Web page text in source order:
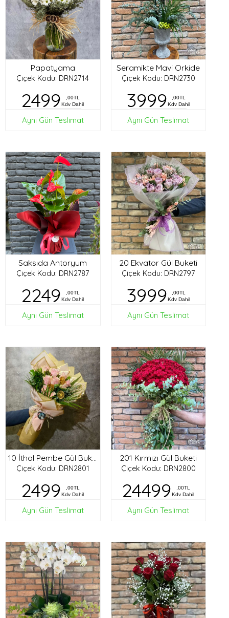
Papatyama
Çiçek Kodu: DRN2714
2499
,00TL
Kdv Dahil
Aynı Gün Teslimat
Seramikte Mavi Orkide
Çiçek Kodu: DRN2730
3999
,00TL
Kdv Dahil
Aynı Gün Teslimat
Saksıda Antoryum
Çiçek Kodu: DRN2787
2249
,00TL
Kdv Dahil
Aynı Gün Teslimat
20 Ekvator Gül Buketi
Çiçek Kodu: DRN2797
3999
,00TL
Kdv Dahil
Aynı Gün Teslimat
10 İthal Pembe Gül Buketi
Çiçek Kodu: DRN2801
2499
,00TL
Kdv Dahil
Aynı Gün Teslimat
201 Kırmızı Gül Buketi
Çiçek Kodu: DRN2800
24499
,00TL
Kdv Dahil
Aynı Gün Teslimat